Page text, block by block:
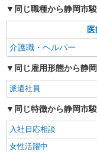
同じ職種から静岡市
介護職・ヘルパー
同じ雇用形態から静
派遣社員
同じ特徴から静岡市
入社日応相談
女性活躍中